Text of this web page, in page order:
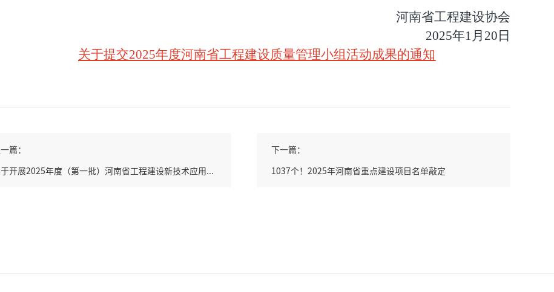
河南省工程建设协会
2025年1月 20 日
关于提交2025年度河南省工程建设质量管理小组活动成果的通知
篇：
开展2025年度（第一批）河南省工程建设新技术应用...
下一篇：
1037个！2025年河南省重点建设项目名单敲定